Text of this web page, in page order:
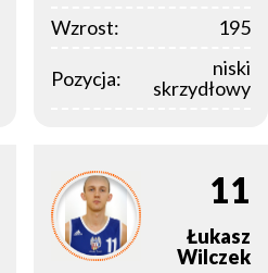
Wzrost: 195
Pozycja:
niski
skrzydłowy
11
Łukasz
Wilczek